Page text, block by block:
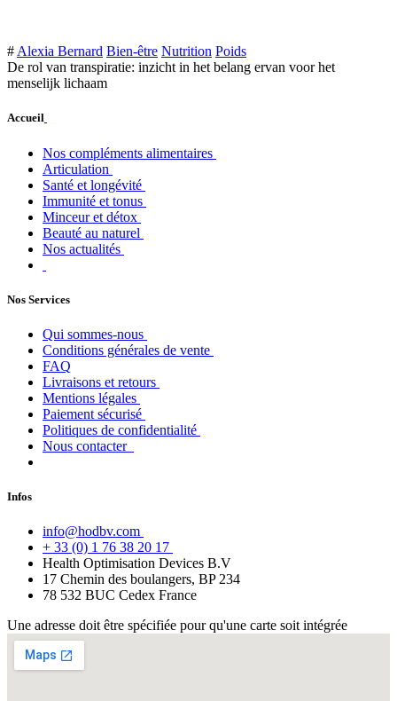
# Alexia Bernard Bien-être Nutrition Poids
De rol van transpiratie: inzicht in het belang ervan voor het
menselijk lichaam
Accueil
Nos compléments alimentaires
Articulation
Santé et longévité
Immunité et tonus
Minceur et détox
Beauté au naturel
Nos actualités
Nos Services
Qui sommes-nous
Conditions générales de vente
FAQ
Livraisons et retours
Mentions légales
Paiement sécurisé
Politiques de confidentialité
Nous contacter
Infos
info@hodbv.com
+ 33 (0) 1 76 38 20 17
Health Optimisation Devices B.V
17 Chemin des boulangers, BP 234
78 532 BUC Cedex France
Une adresse doit être spécifiée pour qu'une carte soit intégrée